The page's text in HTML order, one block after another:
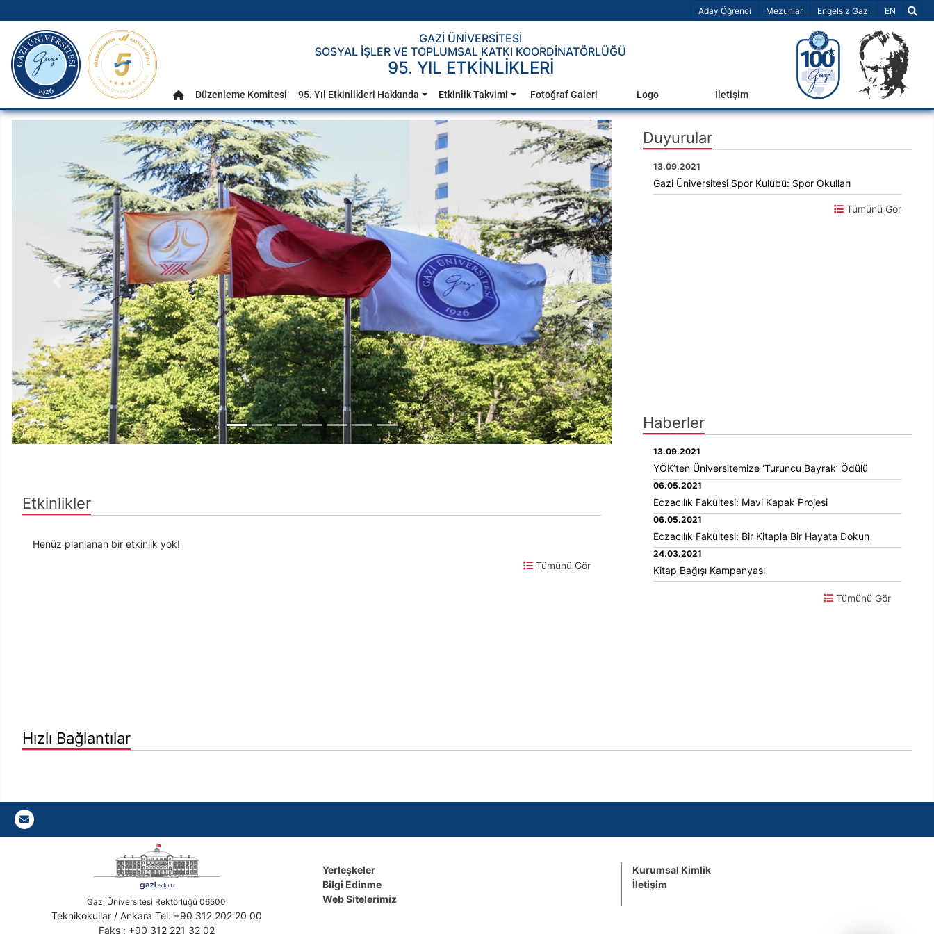
Aday Öğrenci Mezunlar Engelsiz Gazi Dil Seçiniz
EN
Ana Menü
gazi.edu.tr
GAZİ ÜNİVERSİTESİ
SOSYAL İŞLER VE TOPLUMSAL KATKI KOORDİNATÖRLÜĞÜ
95. YIL ETKİNLİKLERİ
Anasayfa
Düzenleme Komitesi 95. Yıl Etkinlikleri Hakkında Etkinlik Takvimi Fotoğraf Galeri Logo İletişim
Önceki Sonraki
Etkinlikler
Henüz planlanan bir etkinlik yok!
Tümünü Gör
Duyurular
13.09.2021
Gazi Üniversitesi Spor Kulübü: Spor Okulları
Tümünü Gör
Haberler
13.09.2021
YÖK’ten Üniversitemize ‘Turuncu Bayrak’ Ödülü
06.05.2021
Eczacılık Fakültesi: Mavi Kapak Projesi
06.05.2021
Eczacılık Fakültesi: Bir Kitapla Bir Hayata Dokun
24.03.2021
Kitap Bağışı Kampanyası
Tümünü Gör
Hızlı Bağlantılar
Gazi E-Mail
Gazi Üniversitesi Rektörlüğü 06500
Teknikokullar / Ankara Tel: +90 312 202 20 00
Faks : +90 312 221 32 02
Yerleşkeler
Bilgi Edinme
Web Sitelerimiz
Kurumsal Kimlik
İletişim